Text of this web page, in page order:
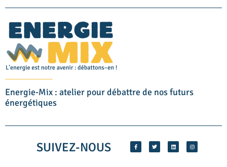
Energie-Mix : atelier pour débattre de nos futurs
énergétiques
SUIVEZ-NOUS